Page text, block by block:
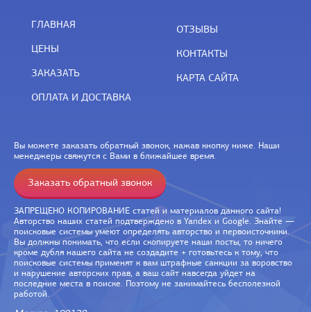
ГЛАВНАЯ
ЦЕНЫ
ЗАКАЗАТЬ
ОПЛАТА И ДОСТАВКА
ОТЗЫВЫ
КОНТАКТЫ
КАРТА САЙТА
Вы можете заказать обратный звонок, нажав кнопку ниже. Наши
менеджеры свяжутся с Вами в ближайшее время.
Заказать обратный звонок
ЗАПРЕЩЕНО КОПИРОВАНИЕ статей и материалов данного сайта!
Авторство наших статей подтверждено в Yandex и Google. Знайте —
поисковые системы умеют определять авторство и первоисточники.
Вы должны понимать, что если скопируете наши посты, то ничего
кроме дубля нашего сайта не создадите + готовьтесь к тому, что
поисковые системы применят к вам штрафные санкции за воровство
и нарушение авторских прав, а ваш сайт навсегда уйдет на
последние места в поиске. Поэтому не занимайтесь бесполезной
работой.